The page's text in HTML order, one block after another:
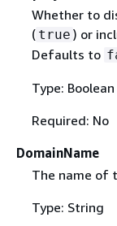
Whether to
( true ) or
Defaults to
Type: Boolean
Required: No
DomainName
The name of
Type: String